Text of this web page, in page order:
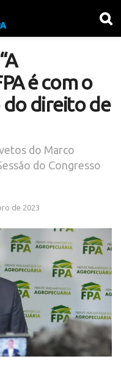
é com o
direito de
do Marco
do Congresso
de 2023